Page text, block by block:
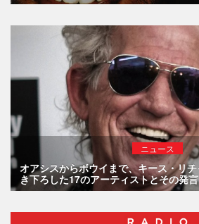
ニュース
オアシスからボウイまで、キース・リ
き下ろした17のアーティストとその発言